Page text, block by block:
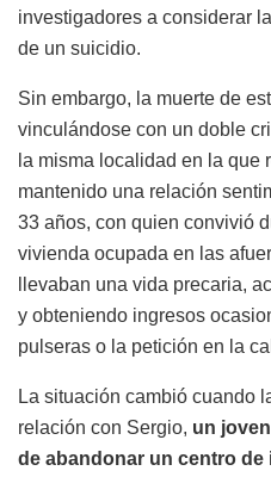
investigadores a considerar
de un suicidio.
Sin embargo, la muerte de
vinculándose con un doble
la misma localidad en la que
mantenido una relación
33 años, con quien convivió
vivienda ocupada en las
llevaban una vida precaria,
y obteniendo ingresos
pulseras o la petición en la
La situación cambió cuando
relación con Sergio, un
de abandonar un centro